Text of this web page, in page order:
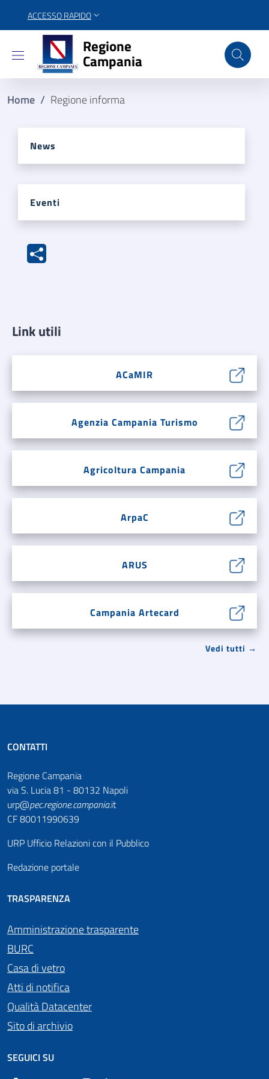
ACCESSO RAPIDO
Regione Campania
Regione
Campania
Home / Regione informa
News
Eventi
Link utili
ACaMIR
Agenzia Campania Turismo
Agricoltura Campania
ArpaC
ARUS
Campania Artecard
Vedi tutti →
CONTATTI
Regione Campania
via S. Lucia 81 - 80132 Napoli
urp@pec.regione.campania.it
CF 80011990639
URP Ufficio Relazioni con il Pubblico
Redazione portale
TRASPARENZA
Amministrazione trasparente
BURC
Casa di vetro
Atti di notifica
Qualità Datacenter
Sito di archivio
SEGUICI SU